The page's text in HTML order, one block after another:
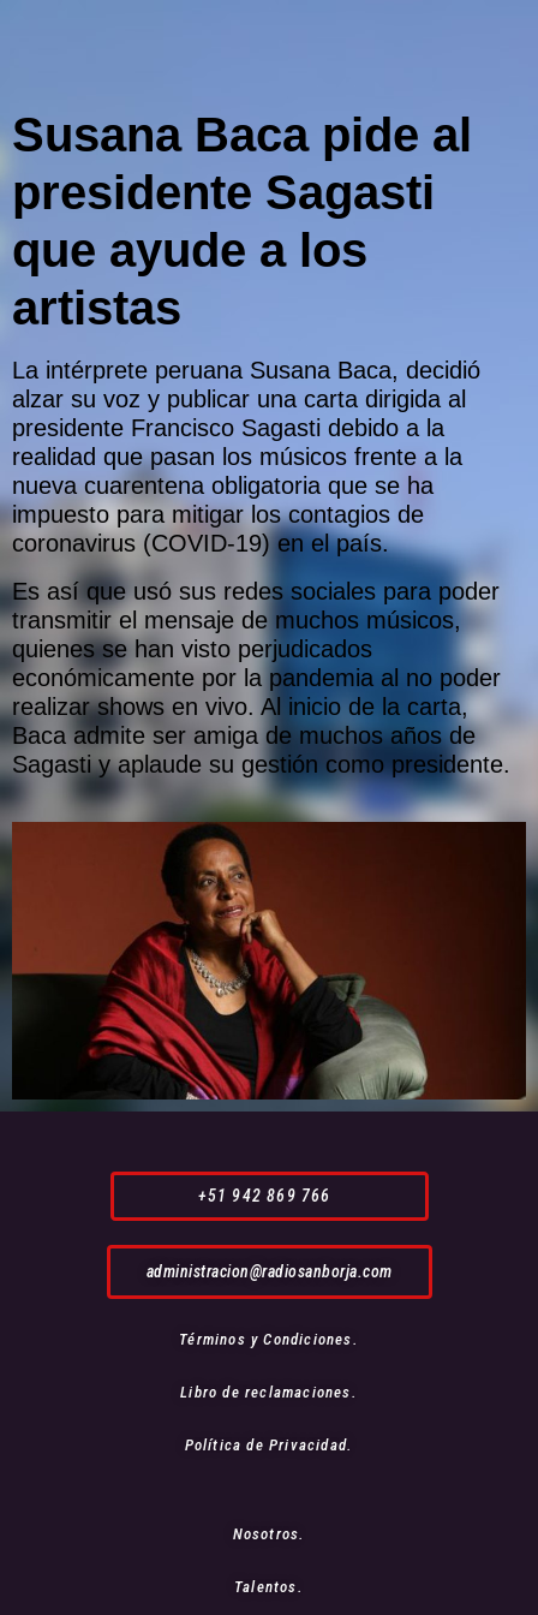
Susana Baca pide al
presidente Sagasti
que ayude a los
artistas
La intérprete peruana Susana Baca, decidió
alzar su voz y publicar una carta dirigida al
presidente Francisco Sagasti debido a la
realidad que pasan los músicos frente a la
nueva cuarentena obligatoria que se ha
impuesto para mitigar los contagios de
coronavirus (COVID-19) en el país.
Es así que usó sus redes sociales para poder
transmitir el mensaje de muchos músicos,
quienes se han visto perjudicados
económicamente por la pandemia al no poder
realizar shows en vivo. Al inicio de la carta,
Baca admite ser amiga de muchos años de
Sagasti y aplaude su gestión como presidente.
+51 942 869 766
administracion@radiosanborja.com
Términos y Condiciones.
Libro de reclamaciones.
Política de Privacidad.
Nosotros.
Talentos.